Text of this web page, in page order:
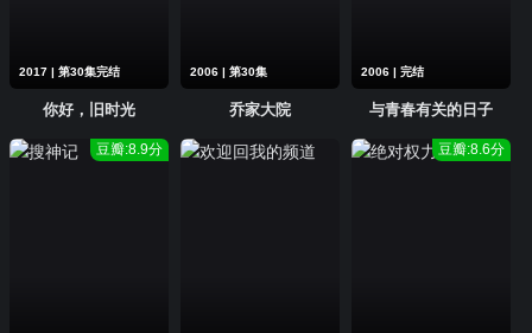
2017 | 第30集完结
你好，旧时光
2006 | 第30集
乔家大院
2006 | 完结
与青春有关的日子
豆瓣:8.9分 豆瓣:8.6分